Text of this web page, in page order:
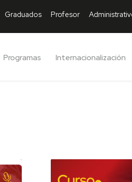
Graduados Profesor
Programas Internacionalización